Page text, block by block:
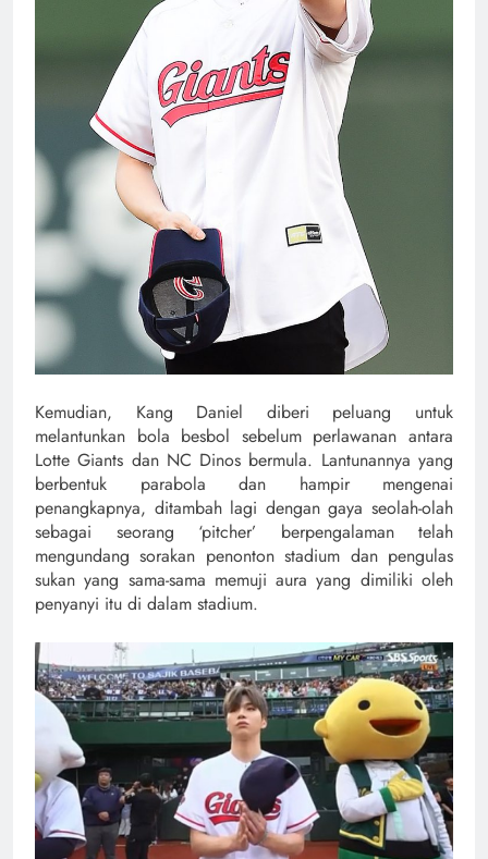
Kemudian, Kang Daniel diberi peluang untuk
melantunkan bola besbol sebelum perlawanan antara
Lotte Giants dan NC Dinos bermula. Lantunannya yang
berbentuk parabola dan hampir mengenai
penangkapnya, ditambah lagi dengan gaya seolah-olah
sebagai seorang ‘pitcher’ berpengalaman telah
mengundang sorakan penonton stadium dan pengulas
sukan yang sama-sama memuji aura yang dimiliki oleh
penyanyi itu di dalam stadium.